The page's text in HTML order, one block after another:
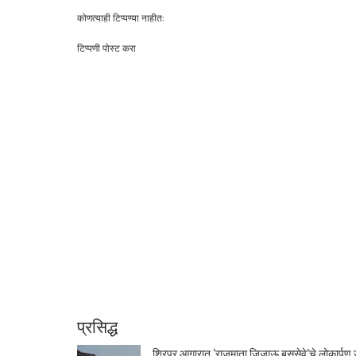
कोणत्याही टिप्पण्‍या नाहीत:
टिप्पणी पोस्ट करा
प्रसिद्ध
शिरपूर आगारात ‘राजमाता जिजाऊ बससेवे’चे लोकार्पण